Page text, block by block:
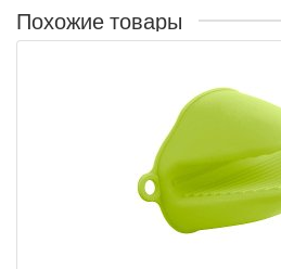
Похожие товары